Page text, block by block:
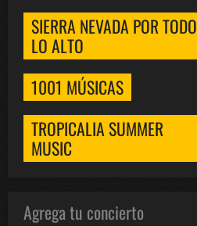
SIERRA NEVADA POR TODO
LO ALTO
1001 MÚSICAS
TROPICALIA SUMMER
MUSIC
Agrega tu concierto